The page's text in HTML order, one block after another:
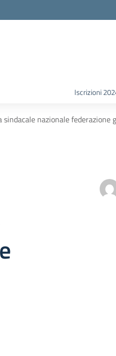
Iscrizioni
sindacale nazionale